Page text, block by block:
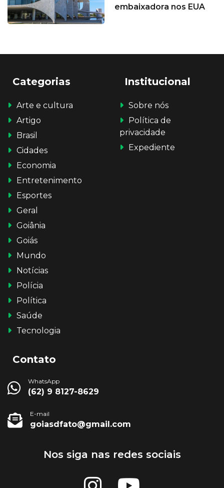
embaixadora nos EUA
Categorias
Arte e cultura
Artigo
Brasil
Cidades
Economia
Entretenimento
Esportes
Geral
Goiânia
Goiás
Mundo
Notícias
Polícia
Política
Saúde
Tecnologia
Institucional
Sobre nós
Política de
privacidade
Expediente
Contato
WhatsApp
(62) 9 8127-8629
E-mail
goiasdfato@gmail.com
Nos siga nas redes sociais